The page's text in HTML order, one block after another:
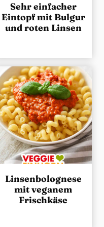
Sehr einfacher
Eintopf mit Bulgur
und roten Linsen
Linsenbolognese
mit veganem
Frischkäse